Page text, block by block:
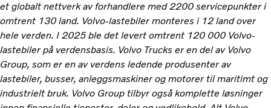
et globalt nettverk av forhandlere med 2200 servicepunkter i
omtrent 130 land. Volvo-lastebiler monteres i 12 land over
hele verden. I 2025 ble det levert omtrent 120 000 Volvo-
lastebiler på verdensbasis. Volvo Trucks er en del av Volvo
Group, som er en av verdens ledende produsenter av
lastebiler, busser, anleggsmaskiner og motorer til maritimt og
industrielt bruk. Volvo Group tilbyr også komplette løsninger